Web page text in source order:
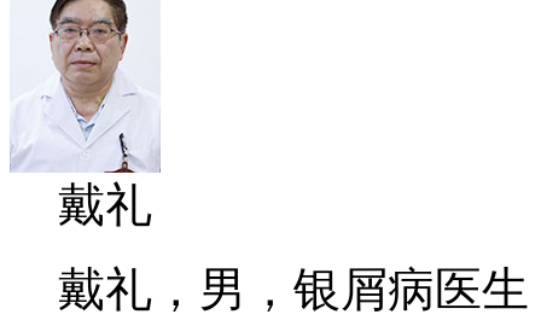
戴礼
戴礼，男，银屑病医